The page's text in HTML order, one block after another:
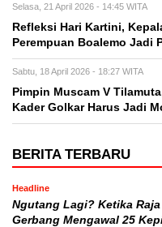
Selasa, 21 April 2026 - 14:45 WITA
Refleksi Hari Kartini,
Perempuan Boalemo Jadi
Sabtu, 18 April 2026 - 18:27 WITA
Pimpin Muscam V
Kader Golkar Harus Jadi
BERITA TERBARU
Headline
Ngutang Lagi? Ketika
Gerbang Mengawal 25